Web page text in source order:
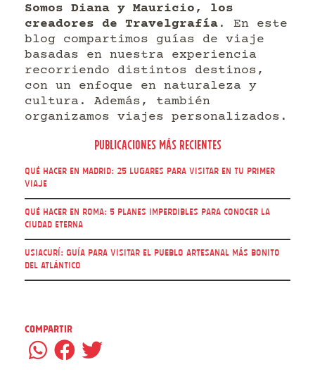
Somos Diana y Mauricio, los
creadores de Travelgrafía . En este
blog compartimos guías de viaje
basadas en nuestra experiencia
recorriendo distintos destinos,
con un enfoque en naturaleza y
cultura. Además, también
organizamos viajes personalizados.
Publicaciones más recientes
Qué hacer en Madrid: 25 lugares para visitar en tu primer
viaje
Qué hacer en Roma: 5 Planes imperdibles para conocer la
Ciudad Eterna
Usiacurí: guía para visitar el pueblo artesanal más bonito
del Atlántico
Compartir